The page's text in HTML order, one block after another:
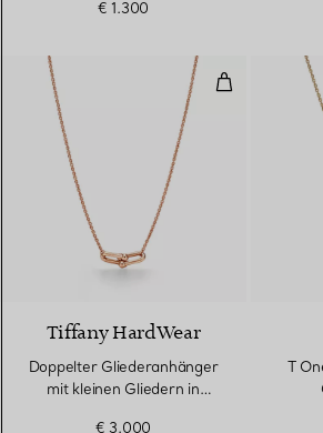
€ 1.300
Doppelter
Tiffany HardWear
Doppelter Gliederanhänger
mit kleinen Gliedern in
€ 3.000
T